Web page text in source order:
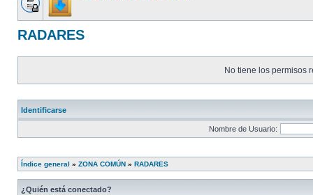
RADARES
No tiene los permisos
Identificarse
Nombre de Usuario:
Índice general » ZONA COMÚN » RADARES
¿Quién está conectado?